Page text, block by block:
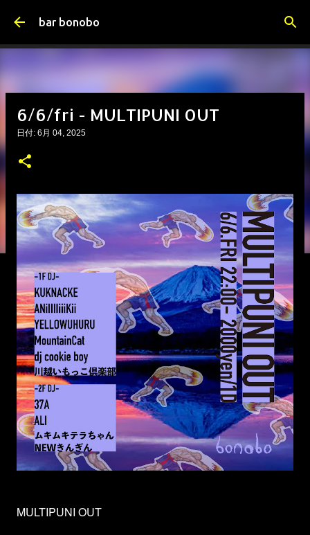
スキップしてメイン コンテンツに移動
bar bonobo
6/6/fri - MULTIPUNI OUT
日付: 6月 04, 2025
MULTIPUNI OUT